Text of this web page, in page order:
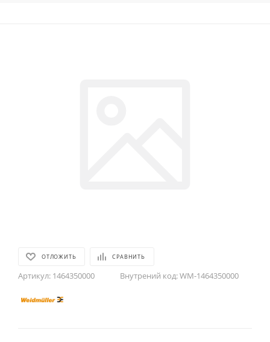
ОТЛОЖИТЬ СРАВНИТЬ
Артикул: 1464350000 Внутрений код:WM-1464350000